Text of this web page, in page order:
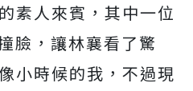
素人來賓，其中一位
臉，讓林襄看了驚
小時候的我， 不過現